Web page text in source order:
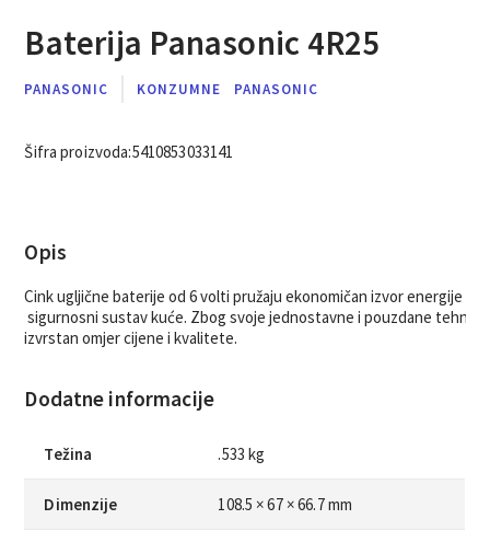
Baterija Panasonic 4R25
PANASONIC KONZUMNE PANASONIC
Šifra proizvoda:5410853033141
Opis
Cink ugljične baterije od 6 volti pružaju ekonomičan izvor energije za
sigurnosni sustav kuće. Zbog svoje jednostavne i pouzdane
izvrstan omjer cijene i kvalitete.
Dodatne informacije
Težina .533 kg
Dimenzije 108.5 × 67 × 66.7 mm